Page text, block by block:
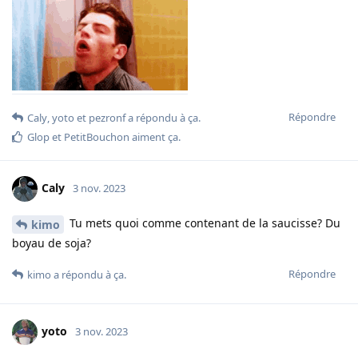
Répondre
Caly,yoto et pezronfa répondu à ça.
Glopet PetitBouchon aiment ça.
Caly 3 nov. 2023
kimo
Tu mets quoi comme contenant de la saucisse? Du
boyau de soja?
Répondre
kimo a répondu à ça.
yoto 3 nov. 2023